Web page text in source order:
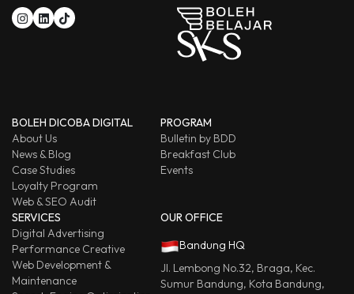
BOLEH DICOBA DIGITAL
About Us
News & Blog
Case Studies
Loyalty Program
Web & SEO Audit
PROGRAM
Bulletin by BDD
Breakfast Club
Events
SERVICES
Digital Advertising
Performance Creative
Web Development &
Maintenance
OUR OFFICE
Bandung HQ
Jl. Lembong No.32, Braga, Kec.
Sumur Bandung, Kota Bandung,